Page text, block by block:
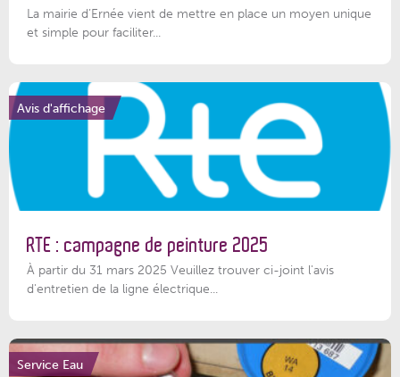
La mairie d’Ernée vient de mettre en place un moyen unique
et simple pour faciliter...
Avis d'affichage
RTE : campagne de peinture 2025
À partir du 31 mars 2025 Veuillez trouver ci-joint l'avis
d'entretien de la ligne électrique...
Service Eau